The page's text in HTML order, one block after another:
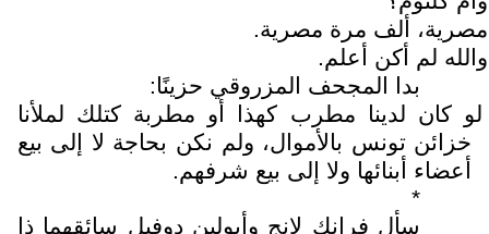
مصرية، ألف مرة مصرية.
والله لم أكن أعلم.
بدا المجحف المزروقي حزينًا:
لو كان لدينا مطرب كهذا أو مطربة كتلك لملأنا
خزائن تونس بالأموال، ولم نكن بحاجة لا إلى بيع
أعضاء أبنائها ولا إلى بيع شرفهم.
*
سأل فرانك لانج وأبولين دوفيل سائقهما ذا